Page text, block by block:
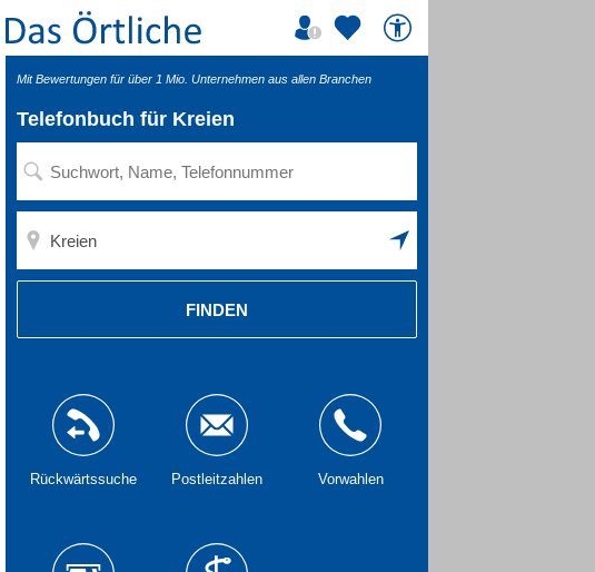
Mit Bewertungen für über 1 Mio. Unternehmen aus allen Branchen
Telefonbuch für Kreien
FINDEN
Rückwärtssuche Postleitzahlen Vorwahlen